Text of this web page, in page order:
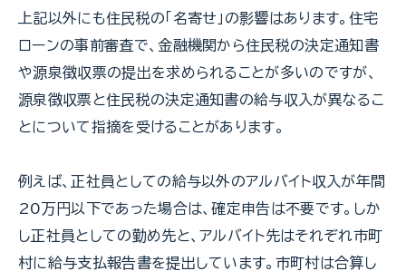
上記以外にも住民税の「名寄せ」の影響はあります。住宅
ローンの事前審査で、金融機関から住民税の決定通知書
や源泉徴収票の提出を求められることが多いのですが、
源泉徴収票と住民税の決定通知書の給与収入が異なるこ
とについて指摘を受けることがあります。
例えば、正社員としての給与以外のアルバイト収入が年間
20万円以下であった場合は、確定申告は不要です。しか
し正社員としての勤め先と、アルバイト先はそれぞれ市町
村に給与支払報告書を提出しています。市町村は合算し